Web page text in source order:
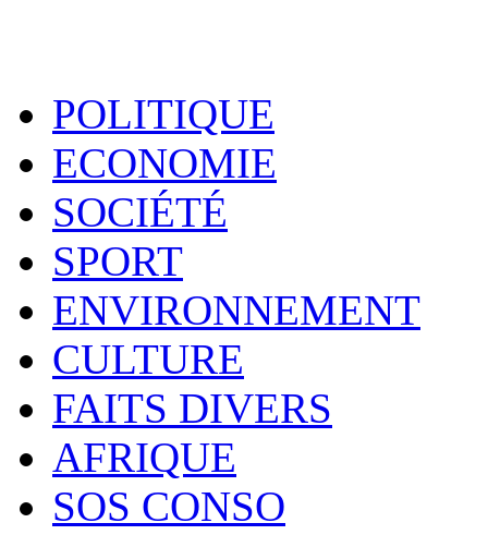
POLITIQUE
ECONOMIE
SOCIÉTÉ
SPORT
ENVIRONNEMENT
CULTURE
FAITS DIVERS
AFRIQUE
SOS CONSO